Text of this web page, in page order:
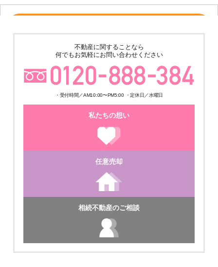
★ゆめみ野4丁目倉庫＋事務所 土地600坪 建物324.8坪 築4年の美
築!! 販売価格210,000,000円
月極駐車場
不動産に関することなら
何でもお気軽にお問い合わせください
・受付時間／AM10:00〜PM5:00 ・定休日／水曜日
私たちの想い
任意売却
相続不動産のご相談